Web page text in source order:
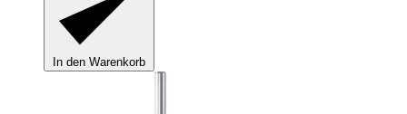
In den Warenkorb